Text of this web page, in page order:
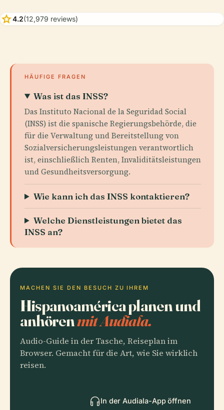
star4.2(12,979 reviews)
HÄUFIGE FRAGEN
Was ist das INSS?
Das Instituto Nacional de la Seguridad Social
(INSS) ist die spanische Regierungsbehörde, die
für die Verwaltung und Bereitstellung von
Sozialversicherungsleistungen verantwortlich
ist, einschließlich Renten, Invaliditätsleistungen
und Gesundheitsversorgung.
Wie kann ich das INSS kontaktieren?
Welche Dienstleistungen bietet das
INSS an?
MACHEN SIE DEN BESUCH ZU IHREM
Hispanoamérica planen und
anhörenmit Audiala.
Audio-Guide in der Tasche, Reiseplan im
Browser. Gemacht für die Art, wie Sie wirklich
reisen.
In der Audiala-App öffnen